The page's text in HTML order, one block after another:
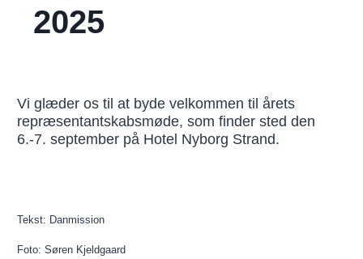
2025
Vi glæder os til at byde velkommen til årets
repræsentantskabsmøde, som finder sted den
6.-7. september på Hotel Nyborg Strand.
Tekst: Danmission
Foto: Søren Kjeldgaard